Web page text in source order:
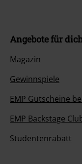
Angebote für
Magazin
Gewinnspiele
EMP Gutscheine
EMP Backstage
Studentenrabatt